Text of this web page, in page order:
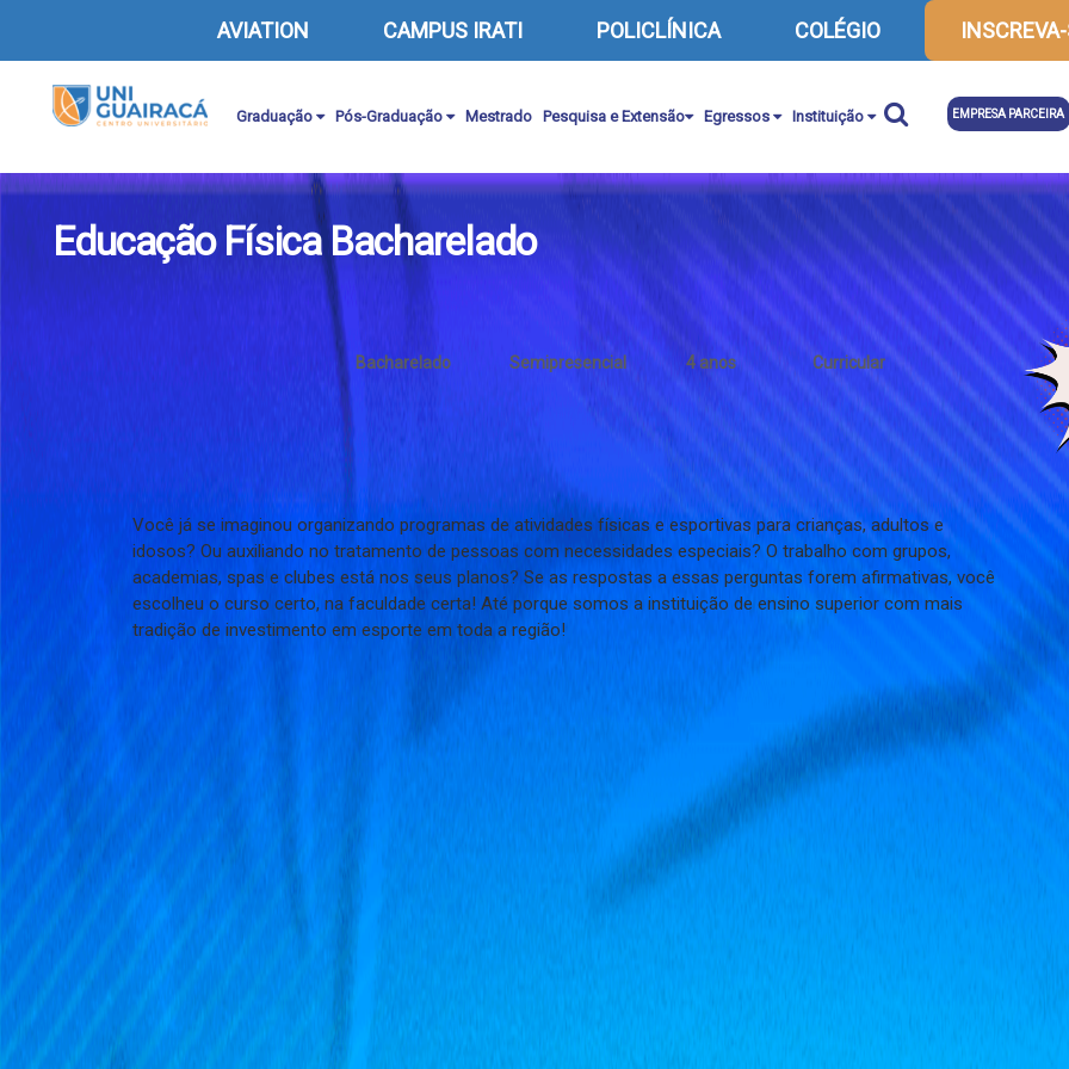
AVIATION CAMPUS IRATI POLICLÍNICA COLÉGIO
Graduação Pós-Graduação Mestrado Pesquisa e Extensão Egressos Instituição EMPRESA PARCEIRA
Educação Física Bacharelado
Bacharelado Semipresencial 4 anos Curricular
Você já se imaginou organizando programas de atividades físicas e esportivas para crianças, adultos e
idosos? Ou auxiliando no tratamento de pessoas com necessidades especiais? O trabalho com grupos,
academias, spas e clubes está nos seus planos? Se as respostas a essas perguntas forem afirmativas, você
escolheu o curso certo, na faculdade certa! Até porque somos a instituição de ensino superior com mais
tradição de investimento em esporte em toda a região!